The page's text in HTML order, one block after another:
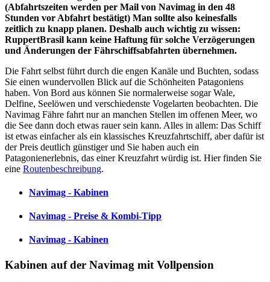
(Abfahrtszeiten werden per Mail von Navimag in den 48
Stunden vor Abfahrt bestätigt) Man sollte also keinesfalls
zeitlich zu knapp planen. Deshalb auch wichtig zu wissen:
RuppertBrasil kann keine Haftung für solche Verzögerungen
und Änderungen der Fährschiffsabfahrten übernehmen.
Die Fahrt selbst führt durch die engen Kanäle und Buchten, sodass
Sie einen wundervollen Blick auf die Schönheiten Patagoniens
haben. Von Bord aus können Sie normalerweise sogar Wale,
Delfine, Seelöwen und verschiedenste Vogelarten beobachten. Die
Navimag Fähre fahrt nur an manchen Stellen im offenen Meer, wo
die See dann doch etwas rauer sein kann. Alles in allem: Das Schiff
ist etwas einfacher als ein klassisches Kreuzfahrtschiff, aber dafür ist
der Preis deutlich günstiger und Sie haben auch ein
Patagonienerlebnis, das einer Kreuzfahrt würdig ist. Hier finden Sie
eine Routenbeschreibung.
Navimag - Kabinen
Navimag - Preise & Kombi-Tipp
Navimag - Kabinen
Kabinen auf der Navimag mit Vollpension